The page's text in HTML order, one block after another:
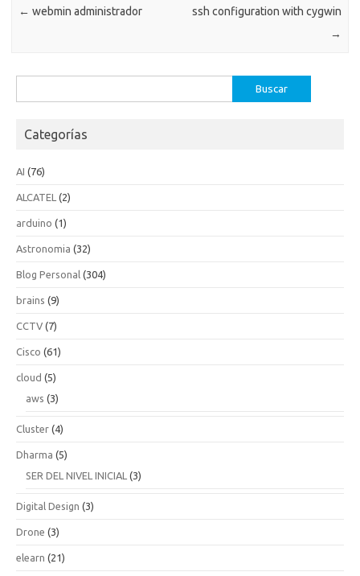
← webmin administrador
ssh configuration with cygwin
→
Categorías
AI (76)
ALCATEL (2)
arduino (1)
Astronomia (32)
Blog Personal (304)
brains (9)
CCTV (7)
Cisco (61)
cloud (5)
aws (3)
Cluster (4)
Dharma (5)
SER DEL NIVEL INICIAL (3)
Digital Design (3)
Drone (3)
elearn (21)